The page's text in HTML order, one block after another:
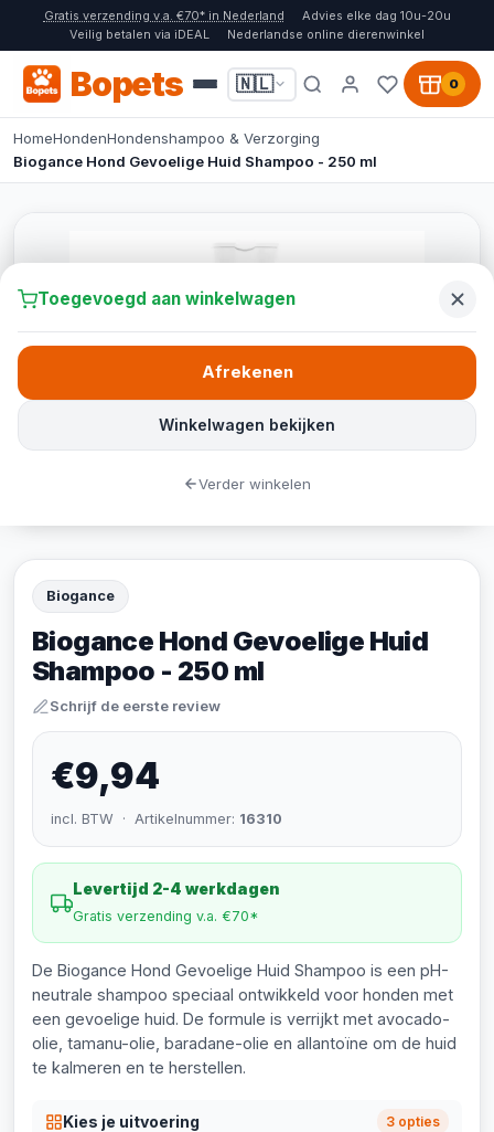
Gratis verzending v.a. €70* in Nederland
Advies elke dag 10u-20u
Veilig betalen via iDEAL
Nederlandse online dierenwinkel
Bopets 🇳🇱 0
HomeHondenHondenshampoo & Verzorging
Biogance Hond Gevoelige Huid Shampoo - 250 ml
Biogance
Biogance Hond Gevoelige Huid
Shampoo - 250 ml
Schrijf de eerste review
€9,94
incl. BTW · Artikelnummer: 16310
Levertijd 2-4 werkdagen
Gratis verzending v.a. €70*
De Biogance Hond Gevoelige Huid Shampoo is een pH-
neutrale shampoo speciaal ontwikkeld voor honden met
een gevoelige huid. De formule is verrijkt met avocado-
olie, tamanu-olie, baradane-olie en allantoïne om de huid
te kalmeren en te herstellen.
Kies je uitvoering 3 opties
Toegevoegd aan winkelwagen
Winkelwagen bekijken
Afrekenen
Verder winkelen